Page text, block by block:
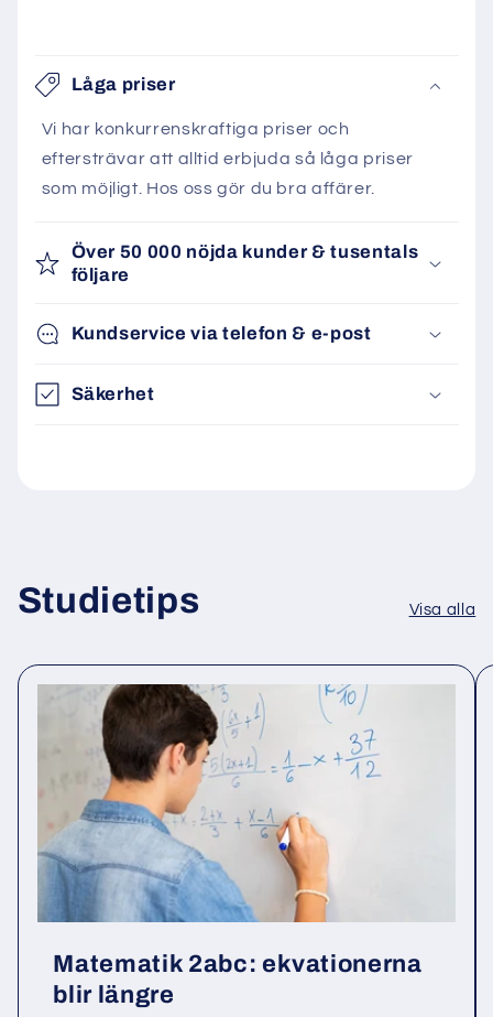
Låga priser
Vi har konkurrenskraftiga priser och
eftersträvar att alltid erbjuda så låga priser
som möjligt. Hos oss gör du bra affärer.
Över 50 000 nöjda kunder & tusentals
följare
Kundservice via telefon & e-post
Säkerhet
Studietips Visa alla
Matematik 2abc: ekvationerna
blir längre